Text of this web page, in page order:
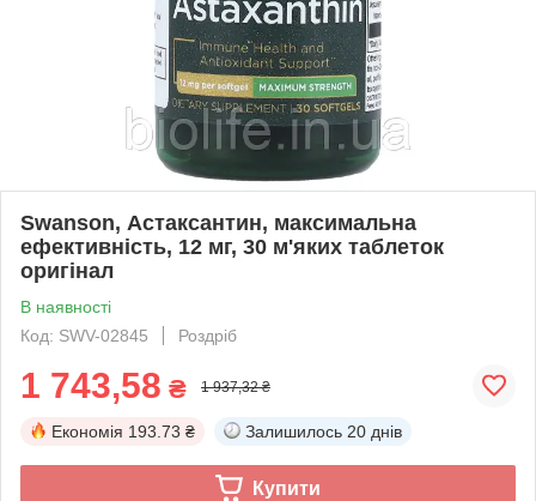
Swanson, Астаксантин, максимальна
ефективність, 12 мг, 30 м'яких таблеток
оригінал
В наявності
Код: SWV-02845
Роздріб
1 743,58 ₴ 1 937,32 ₴
Економія 193.73 ₴ Залишилось 20 днів
Купити